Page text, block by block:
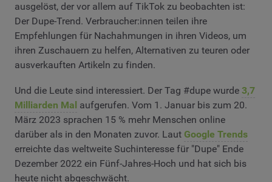
ausgelöst, der vor allem auf TikTok zu beobachten ist:
Der Dupe-Trend. Verbraucher:innen teilen ihre
Empfehlungen für Nachahmungen in ihren Videos, um
ihren Zuschauern zu helfen, Alternativen zu teuren oder
ausverkauften Artikeln zu finden.
Und die Leute sind interessiert. Der Tag #dupe wurde 3,7
Milliarden Mal aufgerufen. Vom 1. Januar bis zum 20.
März 2023 sprachen 15 % mehr Menschen online
darüber als in den Monaten zuvor. Laut Google Trends
erreichte das weltweite Suchinteresse für "Dupe" Ende
Dezember 2022 ein Fünf-Jahres-Hoch und hat sich bis
heute nicht abgeschwächt.